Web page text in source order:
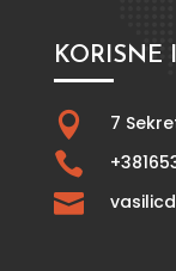
KORISNE
 7

